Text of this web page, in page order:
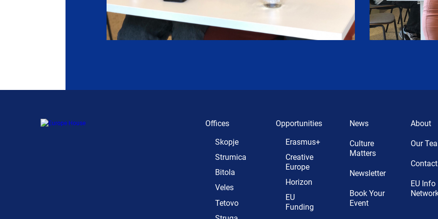
Offices
Skopje
Strumica
Bitola
Veles
Tetovo
Opportunities
Erasmus+
Creative
Europe
Horizon
EU
Funding
News
Culture
Matters
Newsletter
Book Your
Event
About
Our
Contact
EU Info